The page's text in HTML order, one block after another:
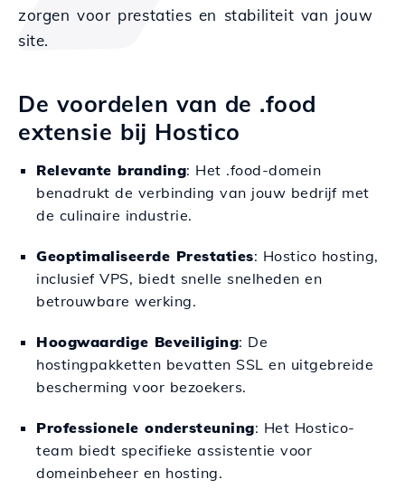
zorgen voor prestaties en stabiliteit van jouw
site.
De voordelen van de .food
extensie bij Hostico
Relevante branding: Het .food-domein
benadrukt de verbinding van jouw bedrijf met
de culinaire industrie.
Geoptimaliseerde Prestaties: Hostico hosting,
inclusief VPS, biedt snelle snelheden en
betrouwbare werking.
Hoogwaardige Beveiliging: De
hostingpakketten bevatten SSL en uitgebreide
bescherming voor bezoekers.
Professionele ondersteuning: Het Hostico-
team biedt specifieke assistentie voor
domeinbeheer en hosting.